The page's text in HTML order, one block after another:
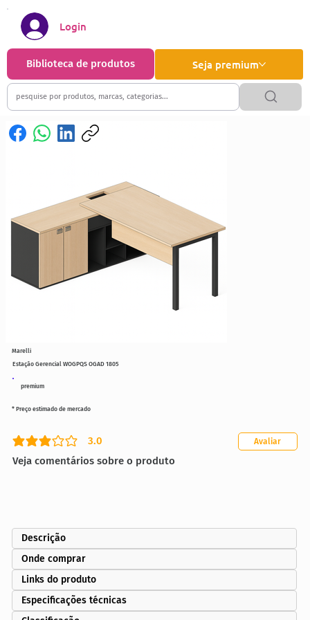
Seja premium
Biblioteca de produtos
Login
premium
Estação Gerencial WOGPQS OGAD 1805
3.0
classificação média é 3 de 5
Veja comentários sobre o produto
Avaliar
* Preço estimado de mercado
Marelli
Descrição
Onde comprar
Links do produto
Especificações técnicas